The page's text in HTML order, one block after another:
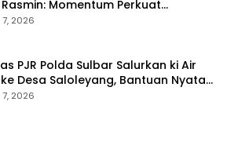
Momentum Perkuat
dan Evaluasi Perjalanan
2026
PJR Polda Sulbar Salurkan ki Air
Desa Saloleyang, Bantuan Nyata
Musim Kemarau
2026